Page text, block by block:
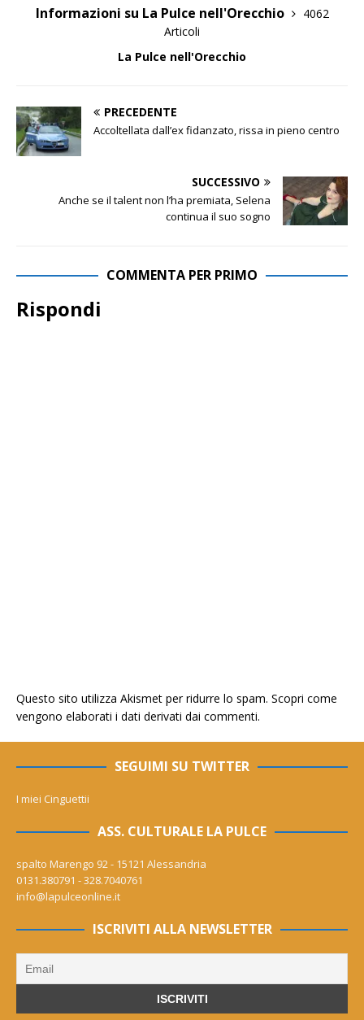
Informazioni su La Pulce nell'Orecchio
4062
Articoli
La Pulce nell'Orecchio
PRECEDENTE
Accoltellata dall’ex fidanzato, rissa in pieno centro
SUCCESSIVO
Anche se il talent non l’ha premiata, Selena
continua il suo sogno
COMMENTA PER PRIMO
Rispondi
Questo sito utilizza Akismet per ridurre lo spam. Scopri come
vengono elaborati i dati derivati dai commenti.
SEGUIMI SU TWITTER
I miei Cinguettii
ASS. CULTURALE LA PULCE
spalto Marengo 92 - 15121 Alessandria
0131.380791 - 328.7040761
info@lapulceonline.it
ISCRIVITI ALLA NEWSLETTER